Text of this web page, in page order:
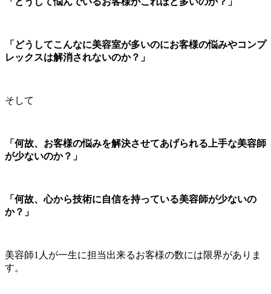
「どうしてこんなに美容室が多いのにお客様の悩みやコンプ
レックスは解消されないのか？」
そして
「何故、お客様の悩みを解決させてあげられる上手な美容師
が少ないのか？」
「何故、心から技術に自信を持っている美容師が少ないの
か？」
美容師1人が一生に担当出来るお客様の数には限界がありま
す。